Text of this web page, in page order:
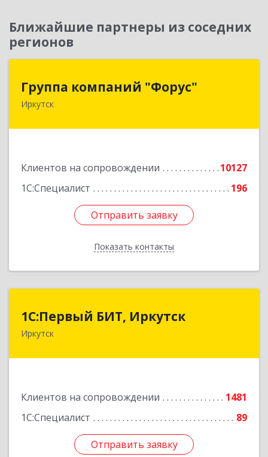
Ближайшие партнеры из соседних
регионов
Группа компаний "Форус"
Иркутск
Клиентов на сопровождении
10127
1С:Специалист
196
Отправить заявку
Показать контакты
Группа компаний "Форус"
664007, Иркутская обл, Иркутск г, Ямская ул,
Отправить заявку
Назад
1С:Первый БИТ, Иркутск
Иркутск
Клиентов на сопровождении
1481
1С:Специалист
89
Отправить заявку
1С:Первый БИТ, Иркутск
664007, Иркутская обл, Иркутск г, Декабрьских
Отправить заявку